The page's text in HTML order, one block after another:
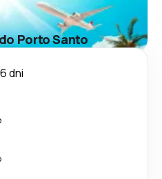
Porto Santo
6 dni